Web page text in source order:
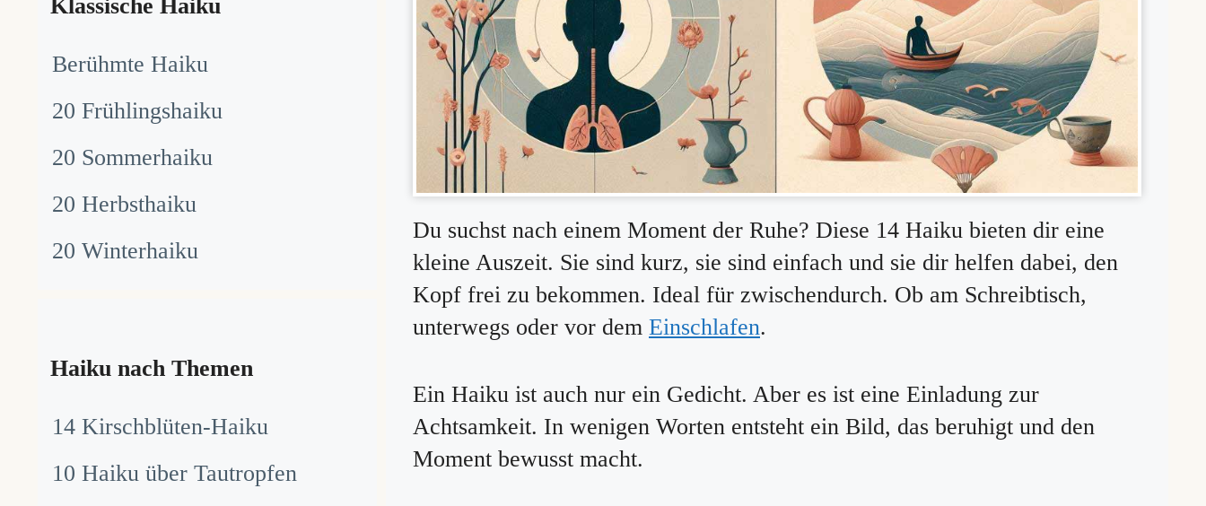
Du suchst nach einem Moment der Ruhe? Diese 14 Haiku bieten dir eine
kleine Auszeit. Sie sind kurz, sie sind einfach und sie dir helfen dabei, den
Kopf frei zu bekommen. Ideal für zwischendurch. Ob am Schreibtisch,
unterwegs oder vor dem Einschlafen.
Ein Haiku ist auch nur ein Gedicht. Aber es ist eine Einladung zur
Achtsamkeit. In wenigen Worten entsteht ein Bild, das beruhigt und den
Moment bewusst macht.
Klassische Haiku
Berühmte Haiku
20 Frühlingshaiku
20 Sommerhaiku
20 Herbsthaiku
20 Winterhaiku
Haiku nach Themen
14 Kirschblüten-Haiku
10 Haiku über Tautropfen